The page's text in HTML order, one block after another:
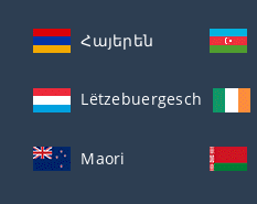
Հայերեն
Lëtzebuergesch
Maori